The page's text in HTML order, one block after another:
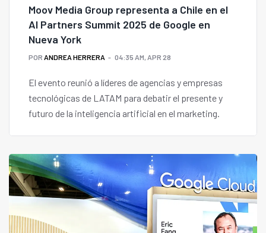
Moov Media Group representa a Chile en el
AI Partners Summit 2025 de Google en
Nueva York
POR ANDREA HERRERA 04:35 AM, APR 28
El evento reunió a líderes de agencias y empresas
tecnológicas de LATAM para debatir el presente y
futuro de la inteligencia artificial en el marketing.